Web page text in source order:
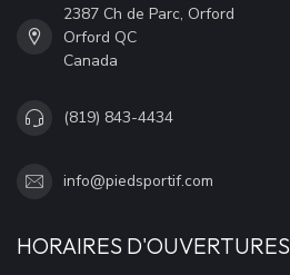
2387 Ch de Parc, Orford
Orford QC
Canada
(819) 843-4434
info@piedsportif.com
HORAIRES D'OUVERTURES